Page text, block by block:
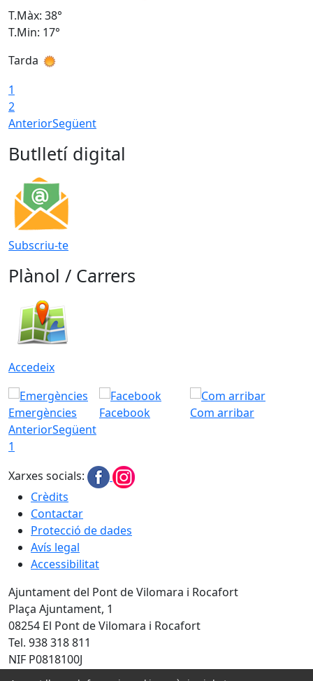
T.Màx: 38°
T.Min: 17°
Tarda
1
2
AnteriorSegüent
Butlletí digital
Subscriu-te
Plànol / Carrers
Accedeix
Emergències Facebook
Com arribar
AnteriorSegüent
1
Xarxes socials:
Crèdits
Contactar
Protecció de dades
Avís legal
Accessibilitat
Ajuntament del Pont de Vilomara i Rocafort
Plaça Ajuntament, 1
08254 El Pont de Vilomara i Rocafort
Tel. 938 318 811
NIF P0818100J